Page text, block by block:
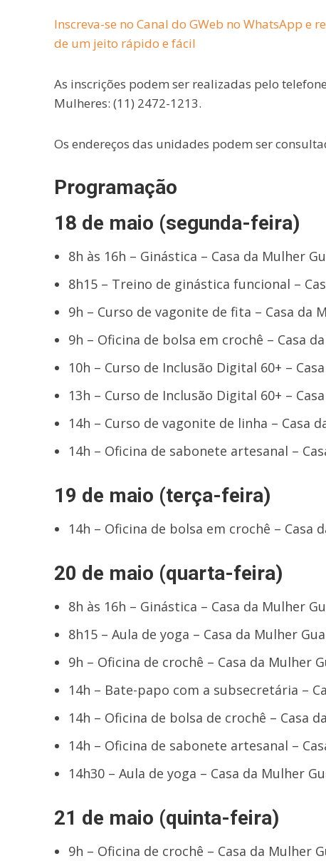
Inscreva-se no Canal do GWeb no WhatsApp
de um jeito rápido e fácil
As inscrições podem ser realizadas pelo
Mulheres: (11) 2472-1213.
Os endereços das unidades podem ser
Programação
18 de maio (segunda-feira)
8h às 16h – Ginástica – Casa da Mulher
8h15 – Treino de ginástica funcional –
9h – Curso de vagonite de fita – Casa da
9h – Oficina de bolsa em crochê – Casa
10h – Curso de Inclusão Digital 60+ –
13h – Curso de Inclusão Digital 60+ –
14h – Curso de vagonite de linha – Casa
14h – Oficina de sabonete artesanal –
19 de maio (terça-feira)
14h – Oficina de bolsa em crochê – Casa
20 de maio (quarta-feira)
8h às 16h – Ginástica – Casa da Mulher
8h15 – Aula de yoga – Casa da Mulher
9h – Oficina de crochê – Casa da Mulher
14h – Bate-papo com a subsecretária –
14h – Oficina de bolsa de crochê – Casa
14h – Oficina de sabonete artesanal –
14h30 – Aula de yoga – Casa da Mulher
21 de maio (quinta-feira)
9h – Oficina de crochê – Casa da Mulher